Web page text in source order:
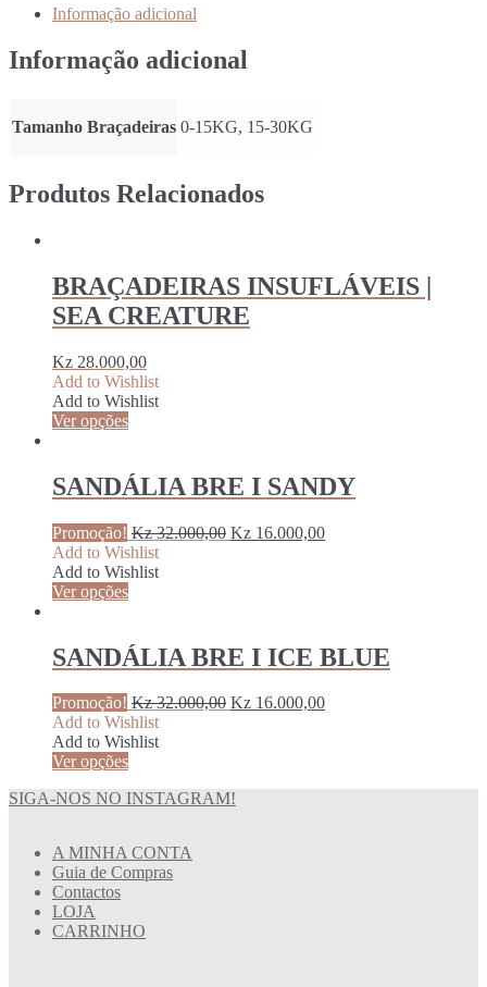
RIVERSIDE
MULTI
MIX
Informação adicional
Informação adicional
Tamanho Braçadeiras 0-15KG, 15-30KG
Produtos Relacionados
BRAÇADEIRAS INSUFLÁVEIS |
SEA CREATURE
Kz 28.000,00
Add to Wishlist
Add to Wishlist
Ver opções
SANDÁLIA BRE I SANDY
Promoção! Kz32.000,00 Original
Kz 16.000,00Current
Add to Wishlist
Add to Wishlist
Ver opções
SANDÁLIA BRE I ICE BLUE
Promoção! Kz32.000,00 Original
Kz 16.000,00Current
Add to Wishlist
Add to Wishlist
Ver opções
SIGA-NOS NO INSTAGRAM!
A MINHA CONTA
Guia de Compras
Contactos
LOJA
CARRINHO